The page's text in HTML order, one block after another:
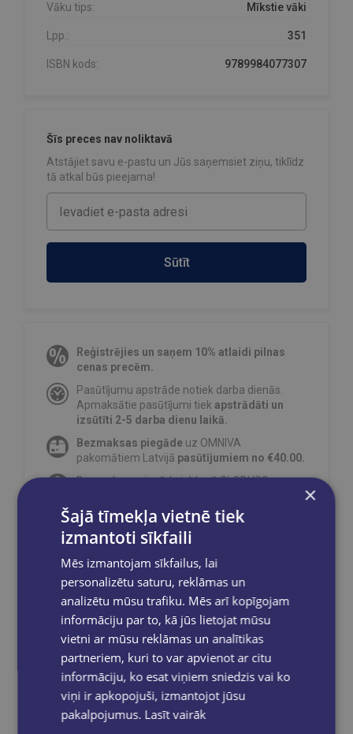
Vāku tips: Mīkstie vāki
Lpp.: 351
ISBN kods: 9789984077307
Šīs preces nav noliktavā
Atstājiet savu e-pastu un Jūs saņemsiet ziņu, tiklīdz
tā atkal būs pieejama!
Sūtīt
Reģistrējies un saņem 10% atlaidi pilnas
cenas precēm.
Pasūtījumu apstrāde notiek darba dienās.
Apmaksātie pasūtījumi tiekapstrādāti un
izsūtīti 2-5 darba dienu laikā.
Bezmaksas piegāde uz OMNIVA
pakomātiem Latvijā pasūtījumiem no €40.00.
Bezmaksas piegāde jebkurā GLOBUSS
pasūtījums būs gatavs saņemšanai, saņemsi
e-pastu un/ vai SMS.
Dalies sociālajos tīklos:
×
Šajā tīmekļa vietnē tiek
izmantoti sīkfaili
Mēs izmantojam sīkfailus, lai
personalizētu saturu, reklāmas un
analizētu mūsu trafiku. Mēs arī kopīgojam
informāciju par to, kā jūs lietojat mūsu
vietni ar mūsu reklāmas un analītikas
partneriem, kuri to var apvienot ar citu
informāciju, ko esat viņiem sniedzis vai ko
viņi ir apkopojuši, izmantojot jūsu
pakalpojumus. Lasīt vairāk